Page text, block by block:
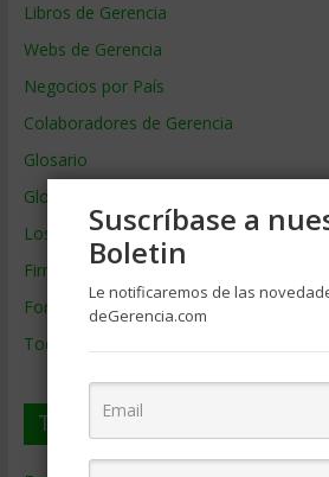
Libros de Gerencia
Webs de Gerencia
Negocios por País
Colaboradores de Gerencia
Glosario
Glosario Inglés – Español
Los mejores MBA
Firmas de Gerencia
Formación de Gerencia
Todos los Temas
Temas de Gerencia
Suscríbase a
Boletin
Le notificaremos de las
deGerencia.com